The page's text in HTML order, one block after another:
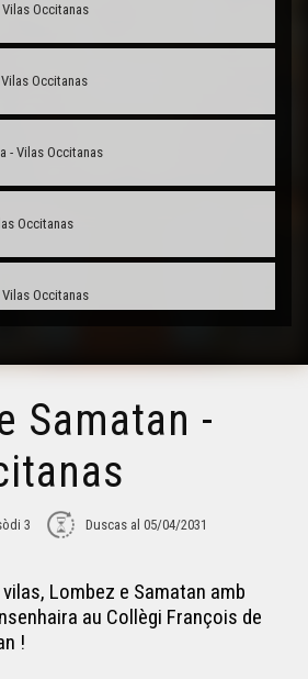
Occitanas
Occitanas
- Vilas Occitanas
Occitanas
Occitanas
Occitanas
Occitanas
Vilas Occitanas
Occitanas
- Vilas Occitanas
Samatan -
3 Duscas al 05/04/2031
Lombez e Samatan amb
au Collègi François de
!